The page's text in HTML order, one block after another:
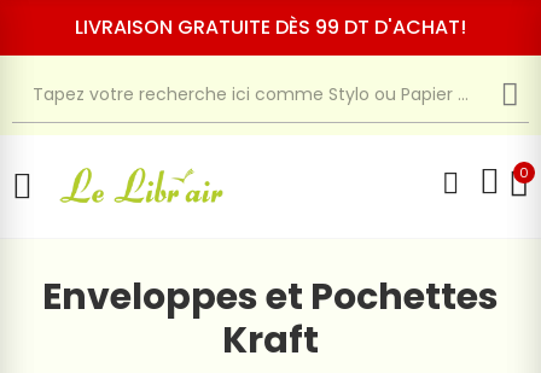
LIVRAISON GRATUITE DÈS 99 DT D'ACHAT!
0
Enveloppes et Pochettes
Kraft